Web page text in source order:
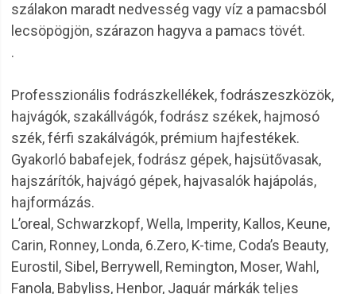
szálakon maradt nedvesség vagy víz a pamacsból
lecsöpögjön, szárazon hagyva a pamacs tövét.
.
Professzionális fodrászkellékek, fodrászeszközök,
hajvágók, szakállvágók, fodrász székek, hajmosó
szék, férfi szakálvágók, prémium hajfestékek.
Gyakorló babafejek, fodrász gépek, hajsütővasak,
hajszárítók, hajvágó gépek, hajvasalók hajápolás,
hajformázás.
L’oreal, Schwarzkopf, Wella, Imperity, Kallos, Keune,
Carin, Ronney, Londa, 6.Zero, K-time, Coda’s Beauty,
Eurostil, Sibel, Berrywell, Remington, Moser, Wahl,
Fanola, Babyliss, Henbor, Jaguár márkák teljes